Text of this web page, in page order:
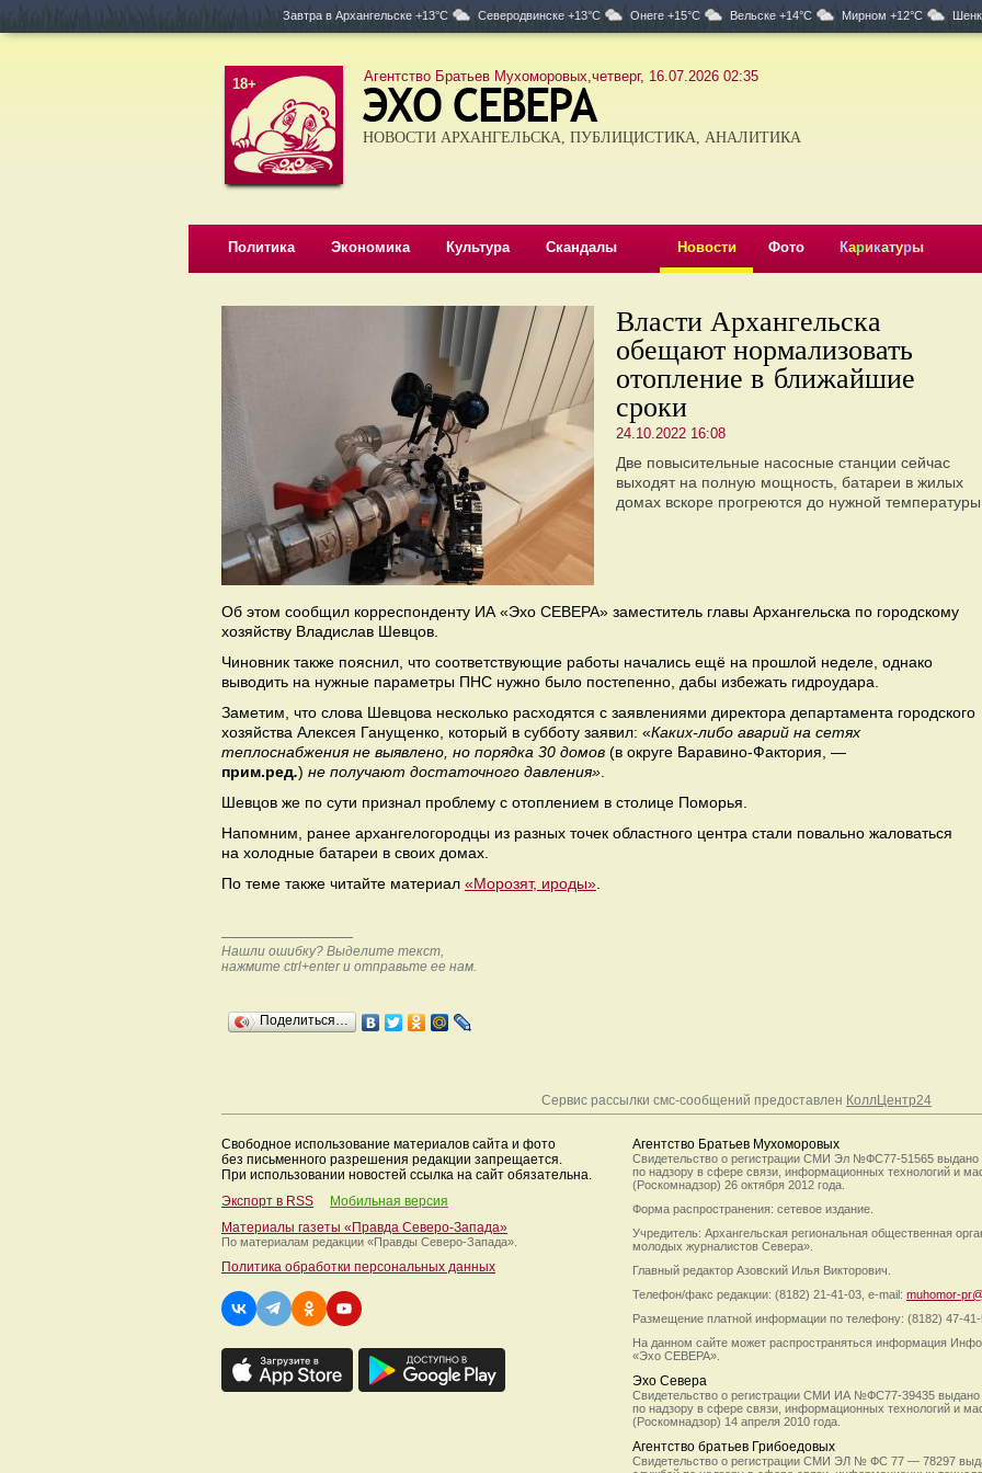
Завтра в Архангельске +13°C Северодвинске +13°C Онеге +15°C Вельске +14°C Мирном +12°C
18+ Агентство Братьев Мухоморовых,четверг, 16.07.2026 02:35
НОВОСТИ АРХАНГЕЛЬСКА, ПУБЛИЦИСТИКА, АНАЛИТИКА
Политика Экономика Культура Скандалы Новости Фото Карикатуры
Власти Архангельска
обещают нормализовать
отопление в ближайшие
сроки
24.10.2022 16:08
Две повысительные насосные станции сейчас
выходят на полную мощность, батареи в жилых
домах вскоре прогреются до нужной
Об этом сообщил корреспонденту ИА «Эхо СЕВЕРА» заместитель главы Архангельска по городскому
хозяйству Владислав Шевцов.
Чиновник также пояснил, что соответствующие работы начались ещё на прошлой неделе, однако
выводить на нужные параметры ПНС нужно было постепенно, дабы избежать гидроудара.
Заметим, что слова Шевцова несколько расходятся с заявлениями директора департамента городского
хозяйства Алексея Ганущенко, который в субботу заявил: «Каких-либо аварий на сетях
теплоснабжения не выявлено, но порядка 30 домов (в округе Варавино-Фактория, —
прим.ред.) не получают достаточного давления»
Шевцов же по сути признал проблему с отоплением в столице Поморья.
Напомним, ранее архангелогородцы из разных точек областного центра стали повально жаловаться
на холодные батареи в своих домах.
По теме также читайте материал «Морозят, ироды»
Нашли ошибку? Выделите текст,
нажмите ctrl+enter и отправьте ее нам.
Поделиться…
Сервис рассылки смс-сообщений предоставлен КоллЦентр24
Свободное использование материалов сайта и фото
без письменного разрешения редакции запрещается.
При использовании новостей ссылка на сайт обязательна.
Экспорт в RSS
Мобильная версия
Материалы газеты «Правда Северо-Запада»
По материалам редакции «Правды Северо-Запада».
Политика обработки персональных данных
Агентство Братьев Мухоморовых
Свидетельство о регистрации СМИ Эл №ФС77-51565 выдано
по надзору в сфере связи, информационных технологий и
(Роскомнадзор) 26 октября 2012 года.
Форма распространения: сетевое издание.
Учредитель: Архангельская региональная общественная
молодых журналистов Севера».
Главный редактор Азовский Илья Викторович.
Телефон/факс редакции: (8182) 21-41-03, e-mail: muhomor-
Размещение платной информации по телефону: (8182) 47-
На данном сайте может распространяться информация
«Эхо СЕВЕРА».
Эхо Севера
Свидетельство о регистрации СМИ ИА №ФС77-39435 выдано
по надзору в сфере связи, информационных технологий и
(Роскомнадзор) 14 апреля 2010 года.
Агентство братьев Грибоедовых
Свидетельство о регистрации СМИ ЭЛ № ФС 77 — 78297